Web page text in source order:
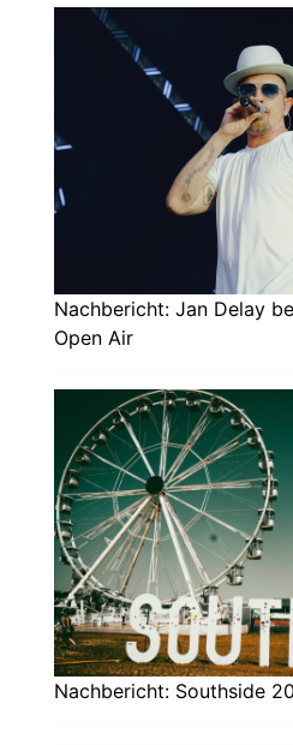
Nachbericht: Jan Delay
Open Air
Nachbericht: Southside